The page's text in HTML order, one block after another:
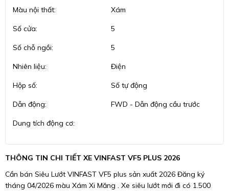
Màu nội thất: Xám
Số cửa: 5
Số chỗ ngồi: 5
Nhiên liệu: Điện
Hộp số: Số tự động
Dẫn động: FWD - Dẫn động cầu trước
Dung tích động cơ:
THÔNG TIN CHI TIẾT XE VINFAST VF5 PLUS 2026
Cần bán Siêu Lướt VINFAST VF5 plus sản xuất 2026 Đăng ký
tháng 04/2026 màu Xám Xi Măng . Xe siêu lướt mới đi có 1.500